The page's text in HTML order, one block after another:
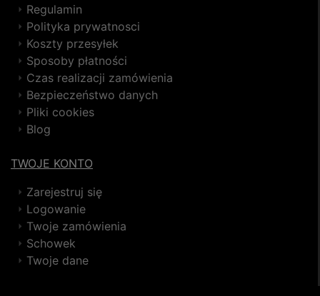
Regulamin
Polityka prywatnosci
Koszty przesyłek
Sposoby płatności
Czas realizacji zamówienia
Bezpieczeństwo danych
Pliki cookies
Blog
TWOJE KONTO
Zarejestruj się
Logowanie
Twoje zamówienia
Schowek
Twoje dane